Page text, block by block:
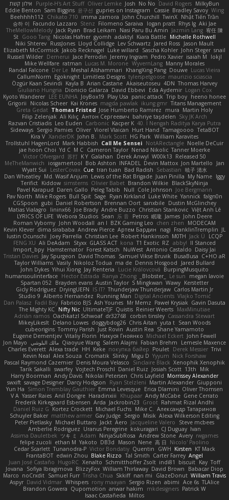
אילון קשת
Purple-H's Art Stuff Oliver Lemke Josh No No David Rogers MilkyBun
Eddie Benton Sam Biggins 윤구선 gupries on Instagram Cassie Bradley Savoy Wing
Beehhhh112 Chikato 710 imma zamora John Churchill TwinX Nhật Tiến Trần
승하 이 Facundo Lazzaro Stenz Filomeno Saraiva logan pratt Rhys lg Aki Jae
TheMellowMelody Jack Ryan Brad Leikam Nasi Paru Bu Amin Jazmin Lang 宥任 陳
St Gooo Tang Nicolas Hafner gyomh adaktyl Kiara Battle Michelle Rothwell
Niki Shterev RussJones Lloyd Collidge Lev Schwartz Jared Ross Jason Mault
Elizabeth McCormick Jakob Recknagel Luke willard Sascha Kohler John Steger snail
Russell Wilder Demerui Jace Perrodin Jeremy Ingram Pedro Xavier isaiah M
lokjl
Mike Wellfare ratman Lucas M. Morone WyvernLang Manny Morales
Randal Falcone Der Le Meshal Alshammari KhangXing Pang Douwe Lucas Vieira
CallumNorm Egoknight Limitless Designs tylerspetgoose maurizio sciascia
Özgür Kaan Sevindi Kayla B Arian Castane Akaiseutoseu 4DN Thomas Harvey
Giuliano Hungria Dionicio Galarza David Ebbevi Eda Aydemir Logan Cox
Kyoto Wanderer LEE EUNHA JoyBox19 Play Usa panic attack Trip boy heeno honee
Grigorii
Nicolas Scheer Kai Krones magda pawlak ikung gmr Titans Management
Greta Gedat Thomas Fristed Jose Humberto Ramirez mura Martin Holy
Filip Zelenjak Ali Kılıç Антон Сергеевич bahriye taşdelen Sky JK Arch
Razvan Cristiadis Leo Euden Carbonic Kacper K 40. I Nengah Raditya Karya Putra
Sideways Sergio Pamies Oliver Viorel Vlaican Hurt Hand Tamagoooo TetaBOT
Kira V XanderDK John B. Mark Scott HG Park William Karavites
Trollstuhl HagenLord Mark Habbish Call Me Sensei NotARectangle Noelle DeCuir
jae hoon Choi Yd C M C Cameron Taylor Nenad Nikolic Tanner Moerke
Victor Ofvergard 苏打 K Y Galahan Derek Anwyl W00k13 Released 50
MeTheManwich
iosgamertool Bob Ashton INFADEL Devin Mattox Jon Martello
Jan
Wyatt Sui
LesterCovax Cue tran tuan Bad Radish Sebastian 暁子 清水
Dan Wheatley Md. Wasif Anjum Lewis of the Rat Brigade Juan Pinilla My Name Iggy
Terifict Kiddow simsterns Olivier Babet Brandon Wilkie BlackSkyNinja
Pavel Karapud Daren Gallo Peleg Tabib Null Cole Johnson Joe Bergmann
Pav North Mike Rogers Bull Spit Sage Ryan Kirkland Luke White Yannick falgn0n
CGSpoon gubi Daniel Robertson Brennan Oort sanxbile Dustin McGlinchey
Matias Vialagro
lininx66 Joe Brady Andre Buzzo Christian Stankovic Việt Anh Lê
LYRICS OF LIFE Webora Studios Sean 乐 音 Petros 眠瓏 James John Deere
Roman Vyborny John Woodall an l BZK Gaming Leo chen zhen
MODECAM
Kevin Klever dima sirababa Andrew Pierce Артем Бардин nagi FranklinTremplin JL
Iustin Ocunschi
Joey Parrella Christian Lee Robert Hankinson M0TH Jack Ü
LCQP
FENG XU Ali DeAdam Styxx GLASS ACT kona T1 Exotic RZ abby! ll Stanced
Import_bpy Hamsternator Forest Katsch NuWest Antonio Castaldo Daisy Jai
Tristan Davies Jay Spurgeon David Thomas Samuel Vikse Bruvik BusaBusa C+HO aR
Taylor Williams Vasily Nikoloz Todua ma de Dennis Hosgood
Jared Bullard
John Dykes Yihui Xiong Jay Renteria Lucie Královcová BurpingMusquito
humansoulinterface Hector Estrada Ranya Zhong _Blobster_ Le sun
megan lavoie
Spartan 052 Brayden evans Austin Taylor S Mingkwan Wawy Kerstetter
Gicly Rodríguez DryingUEFN IS IT? Thunderjaw Thunderjaw Carlos Martin Jr
Studio 9 Alberto Hernandez Running Man Digital Ancients Vlajko Tomić
Dan Palasz Fadil Bay Fabricio BJS Ash Younes Mr Memz Paweł Krysiak Gavin Dasuta
The Mighty KC Nifty Nic UltimateTJF Quistis Reinier Weerts MaxMinutiae
Adrián ramos Oachkatzl Schwoaf dr32768 corbin tinsley Cassandra Stewart
MikeyLikesIt Delano Lowes doggybdog26 Chris Aitan yuta t Sean Woods
cubeorigins Tommy Parish Just Rovin Austin Rea Shane Yamamoto
Eugene Dementjev Vitaliy Florin Никуся Гноянко Michael Eckert John Fewell
Jon Mayo مالك البلوشي Qiaoyue Wang Salem Alajmi Fabian Brehm
Lemesle Maxence
Charles Everett Alexa trade HH Keke покупка байер Poulet Derek Messier Trivi
Kevin Neal Alex Souza Cromatik Slinky Migu D Yyyum Nick Forshaw
Pascal Raymond Cazemier Denis Moura Velasco Sinclaire Black Xenophik Xenophik
Tarik Sakalli swarfey Vojtech Proschl Daniel Ruiz Josiah Scott 13th
Mik
Harry Boorman Andy Davis Nikolai Petersen Chris Layfield Morrissey Alexander
swxift savage Designer Darcy Hodgson Ryan Stelzleni Martin Alexander Giupponi
Yun Ha Simon Tremblay Gauthier Emma Levesque Erica Dlamini Oliver Thomsen
V A Yasser Raies Anil Dongre Haradinxiii Khupaar Andy McCabe Gene Cerrato
Frederik Kirkegaard Esbensen Arda Jackrobin23 Groot Rahmat Rizal Andhi
Daniel Ruiz G Kortez Crockett Michael Fuchs Mike C. Александр Татаринов
Schuyler Baker matthew armer Gav Judge Sergio Misik Alexa Wilkerson Editing
Peter Pietlasky Michael Buttaro Jackt Aero Jacqueline Valero
Steve mcbees
Amberlie Rodriguez Uranus Peregrine kokuragari CJ Duguay Ivan
Assima Dauletbek ツキ ミ Adam NinjaSubRosa Andrew Stone Avery rwgames
felipe zucoli ethan M Yakoto DB3d Mason Nene 高 日 Nicolo' Paolino
Cedar Scarlett Tunanodra-P Victor Bondatiy Quentin GWH Kirsten KT Mack
FrantaBOT edwin Zhou Blake Rizzo Tal Smith Carter Farrey Angel
Juan José Castaño HugoRC Xenalto Schmitthoffer Zsolt indi81 biscuit Kay Toff
Jovana
Sofiya Ibragimova BlizzyFox William Thirlaway David Brown
Babacar Diop
Marco noCrxdit Samuel Furr Trisha Chua Skkiff nan mi GlazeDonut William Travis
Aspyr David Vidmar Whispers rony maayan Sergio Rizen abimi Ace 6s TLAlice
Brandon Gowera Qupomotion anwar hakim mkdesigners Patrick W
Isaac Castañeda Miltos